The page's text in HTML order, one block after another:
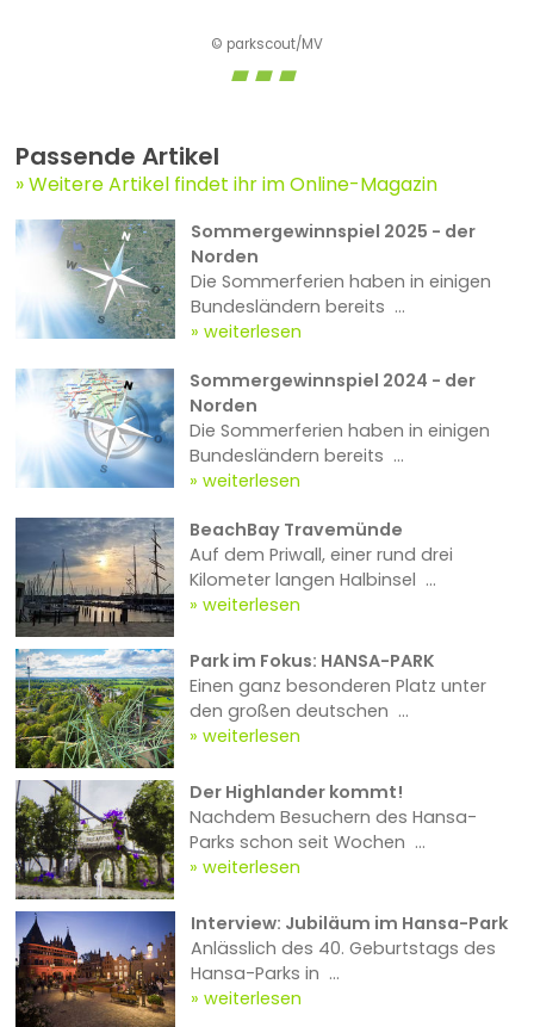
© parkscout/MV
Passende Artikel
Weitere Artikel findet ihr im Online-Magazin
Sommergewinnspiel 2025 - der
Norden
Die Sommerferien haben in einigen
Bundesländern bereits ...
weiterlesen
Sommergewinnspiel 2024 - der
Norden
Die Sommerferien haben in einigen
Bundesländern bereits ...
weiterlesen
BeachBay Travemünde
Auf dem Priwall, einer rund drei
Kilometer langen Halbinsel ...
weiterlesen
Park im Fokus: HANSA-PARK
Einen ganz besonderen Platz unter
den großen deutschen ...
weiterlesen
Der Highlander kommt!
Nachdem Besuchern des Hansa-
Parks schon seit Wochen ...
weiterlesen
Interview: Jubiläum im Hansa-Park
Anlässlich des 40. Geburtstags des
Hansa-Parks in ...
weiterlesen